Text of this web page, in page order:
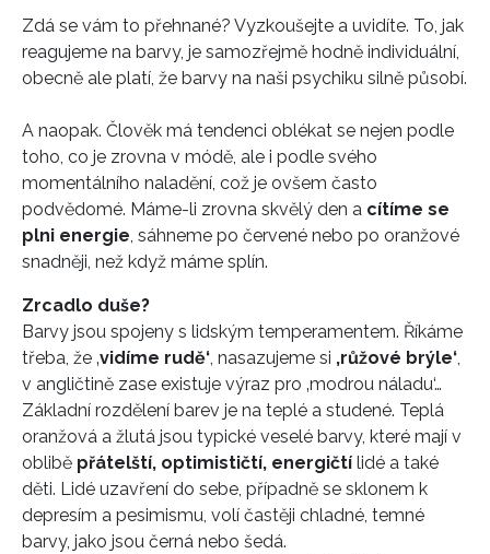
Zdá se vám to přehnané? Vyzkoušejte a uvidíte. To, jak
reagujeme na barvy, je samozřejmě hodně individuální,
obecně ale platí, že barvy na naši psychiku silně působí.
A naopak. Člověk má tendenci oblékat se nejen podle
toho, co je zrovna v módě, ale i podle svého
momentálního naladění, což je ovšem často
podvědomé. Máme-li zrovna skvělý den a cítíme se
plni energie, sáhneme po červené nebo po oranžové
snadněji, než když máme splín.
Zrcadlo duše?
Barvy jsou spojeny s lidským temperamentem. Říkáme
třeba, že ‚vidíme rudě‘, nasazujeme si ‚růžové brýle‘,
v angličtině zase existuje výraz pro ‚modrou náladu‘…
Základní rozdělení barev je na teplé a studené. Teplá
oranžová a žlutá jsou typické veselé barvy, které mají v
oblibě přátelští, optimističtí, energičtí lidé a také
děti. Lidé uzavření do sebe, případně se sklonem k
depresím a pesimismu, volí častěji chladné, temné
barvy, jako jsou černá nebo šedá.